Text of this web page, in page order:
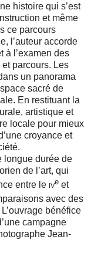
histoire qui s’est
et même
ce parcours
l’auteur accorde
à l’examen des
parcours. Les
un panorama
sacré de
En restituant la
artistique et
locale pour mieux
croyance et
longue durée de
de l’art, qui
entre le ive et
avec des
bénéfice
campagne
Jean-